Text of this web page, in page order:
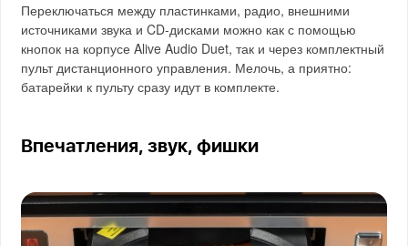
Переключаться между пластинками, радио, внешними
источниками звука и CD-дисками можно как с помощью
кнопок на корпусе Alive Audio Duet, так и через комплектный
пульт дистанционного управления. Мелочь, а приятно:
батарейки к пульту сразу идут в комплекте.
Впечатления, звук, фишки